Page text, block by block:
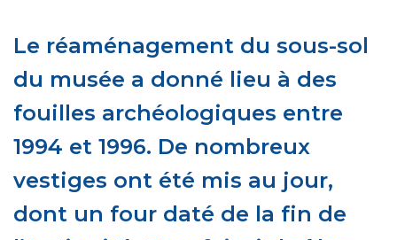
Le réaménagement du sous-sol
du musée a donné lieu à des
fouilles archéologiques entre
1994 et 1996. De nombreux
vestiges ont été mis au jour,
dont un four daté de la fin de